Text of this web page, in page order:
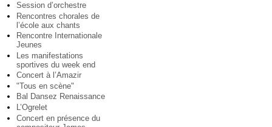
Session d’orchestre
Rencontres chorales de
l’école aux chants
Rencontre Internationale
Jeunes
Les manifestations
sportives du week end
Concert à l’Amazir
"Tous en scène"
Bal Dansez Renaissance
L’Ogrelet
Concert en présence du